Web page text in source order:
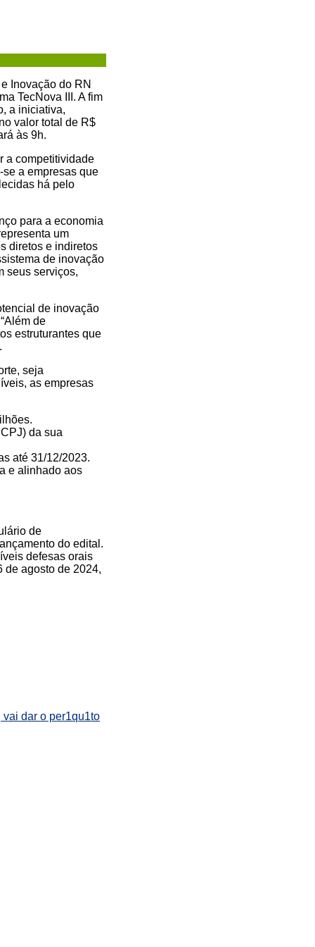
Inovação do RN
TecNova III. A fim
a iniciativa,
valor total de R$
às 9h.
a competitividade
a empresas que
há pelo
para a economia
um
diretos e indiretos
de inovação
seus serviços,
de inovação
de
estruturantes que
seja
as empresas
da sua
até 31/12/2023.
e alinhado aos
de
do edital.
defesas orais
de agosto de 2024,
vai dar o per1qu1to